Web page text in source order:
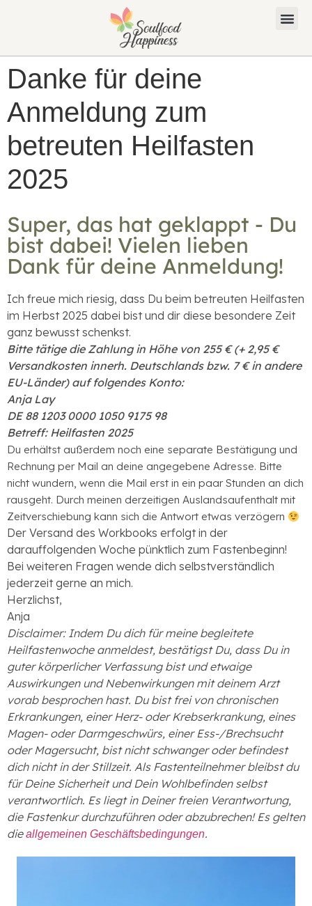
Danke für deine
Anmeldung zum
betreuten Heilfasten
2025
Super, das hat geklappt - Du
bist dabei! Vielen lieben
Dank für deine Anmeldung!
Ich freue mich riesig, dass Du beim betreuten Heilfasten
im Herbst 2025 dabei bist und dir diese besondere Zeit
ganz bewusst schenkst.
Bitte tätige die Zahlung in Höhe von 255 € (+ 2,95 €
Versandkosten innerh. Deutschlands bzw. 7 € in andere
EU-Länder) auf folgendes Konto:
Anja Lay
DE 88 1203 0000 1050 9175 98
Betreff: Heilfasten 2025
Du erhältst außerdem noch eine separate Bestätigung und
Rechnung per Mail an deine angegebene Adresse. Bitte
nicht wundern, wenn die Mail erst in ein paar Stunden an dich
rausgeht. Durch meinen derzeitigen Auslandsaufenthalt mit
Zeitverschiebung kann sich die Antwort etwas verzögern
Der Versand des Workbooks erfolgt in der
darauffolgenden Woche pünktlich zum Fastenbeginn!
Bei weiteren Fragen wende dich selbstverständlich
jederzeit gerne an mich.
Herzlichst,
Anja
Disclaimer: Indem Du dich für meine begleitete
Heilfastenwoche anmeldest, bestätigst Du, dass Du in
guter körperlicher Verfassung bist und etwaige
Auswirkungen und Nebenwirkungen mit deinem Arzt
vorab besprochen hast. Du bist frei von chronischen
Erkrankungen, einer Herz- oder Krebserkrankung, eines
Magen- oder Darmgeschwürs, einer Ess-/Brechsucht
oder Magersucht, bist nicht schwanger oder befindest
dich nicht in der Stillzeit. Als Fastenteilnehmer bleibst du
für Deine Sicherheit und Dein Wohlbefinden selbst
verantwortlich. Es liegt in Deiner freien Verantwortung,
die Fastenkur durchzuführen oder abzubrechen! Es gelten
dieallgemeinen Geschäftsbedingungen.